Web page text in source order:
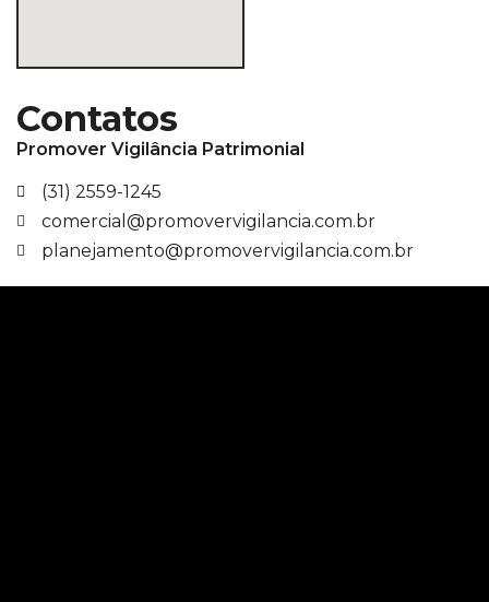
Contatos
Promover Vigilância Patrimonial
(31) 2559-1245
comercial@promovervigilancia.com.br
planejamento@promovervigilancia.com.br